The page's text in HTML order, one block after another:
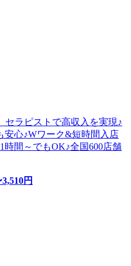
セラピストで高収入を実現♪
安心♪Wワーク&短時間入店
間～でもOK♪全国600店舗
3,510円